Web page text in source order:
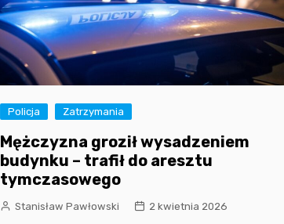
Policja Zatrzymania
Mężczyzna groził wysadzeniem
budynku – trafił do aresztu
tymczasowego
Stanisław Pawłowski 2 kwietnia 2026